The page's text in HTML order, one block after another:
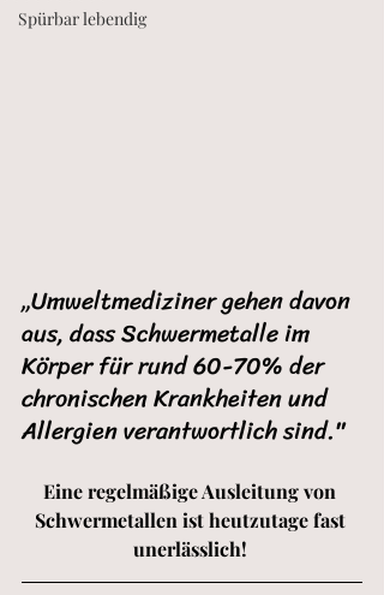
Spürbar lebendig
„Umweltmediziner gehen davon
aus, dass Schwermetalle im
Körper für rund 60-70% der
chronischen Krankheiten und
Allergien verantwortlich sind."
Eine regelmäßige Ausleitung von
Schwermetallen ist heutzutage fast
unerlässlich!